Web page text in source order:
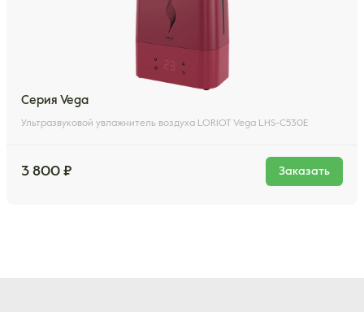
Серия Vega
Ультразвуковой увлажнитель воздуха LORIOT Vega LHS-C530E
3 800 ₽ Заказать